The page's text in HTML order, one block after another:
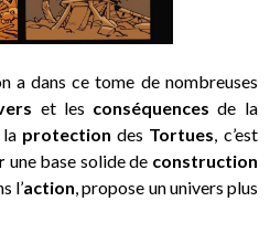
a dans ce tome de nombreuses
et les conséquences de la
la protection des Tortues , c’est
une base solide de construction
l’action , propose un univers plus